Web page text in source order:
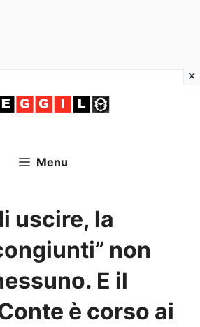
Menu
uscire, la
non
E il
è corso ai